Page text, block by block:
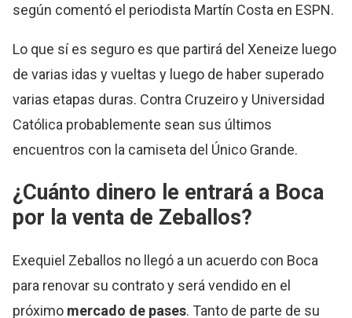
según comentó el periodista Martín Costa en ESPN.
Lo que sí es seguro es que partirá del Xeneize luego
de varias idas y vueltas y luego de haber superado
varias etapas duras. Contra Cruzeiro y Universidad
Católica probablemente sean sus últimos
encuentros con la camiseta del Único Grande.
¿Cuánto dinero le entrará a Boca
por la venta de Zeballos?
Exequiel Zeballos no llegó a un acuerdo con Boca
para renovar su contrato y será vendido en el
próximo mercado de pases. Tanto de parte de su